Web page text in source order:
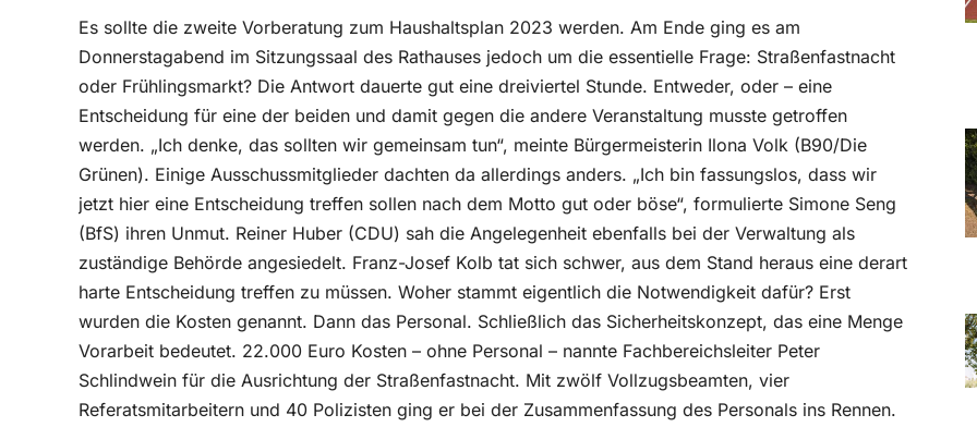
Es sollte die zweite Vorberatung zum Haushaltsplan 2023 werden. Am Ende ging es am
Donnerstagabend im Sitzungssaal des Rathauses jedoch um die essentielle Frage: Straßenfastnacht
oder Frühlingsmarkt? Die Antwort dauerte gut eine dreiviertel Stunde. Entweder, oder – eine
Entscheidung für eine der beiden und damit gegen die andere Veranstaltung musste getroffen
werden. „Ich denke, das sollten wir gemeinsam tun“, meinte Bürgermeisterin Ilona Volk (B90/Die
Grünen). Einige Ausschussmitglieder dachten da allerdings anders. „Ich bin fassungslos, dass wir
jetzt hier eine Entscheidung treffen sollen nach dem Motto gut oder böse“, formulierte Simone Seng
(BfS) ihren Unmut. Reiner Huber (CDU) sah die Angelegenheit ebenfalls bei der Verwaltung als
zuständige Behörde angesiedelt. Franz-Josef Kolb tat sich schwer, aus dem Stand heraus eine derart
harte Entscheidung treffen zu müssen. Woher stammt eigentlich die Notwendigkeit dafür? Erst
wurden die Kosten genannt. Dann das Personal. Schließlich das Sicherheitskonzept, das eine Menge
Vorarbeit bedeutet. 22.000 Euro Kosten – ohne Personal – nannte Fachbereichsleiter Peter
Schlindwein für die Ausrichtung der Straßenfastnacht. Mit zwölf Vollzugsbeamten, vier
Referatsmitarbeitern und 40 Polizisten ging er bei der Zusammenfassung des Personals ins Rennen.